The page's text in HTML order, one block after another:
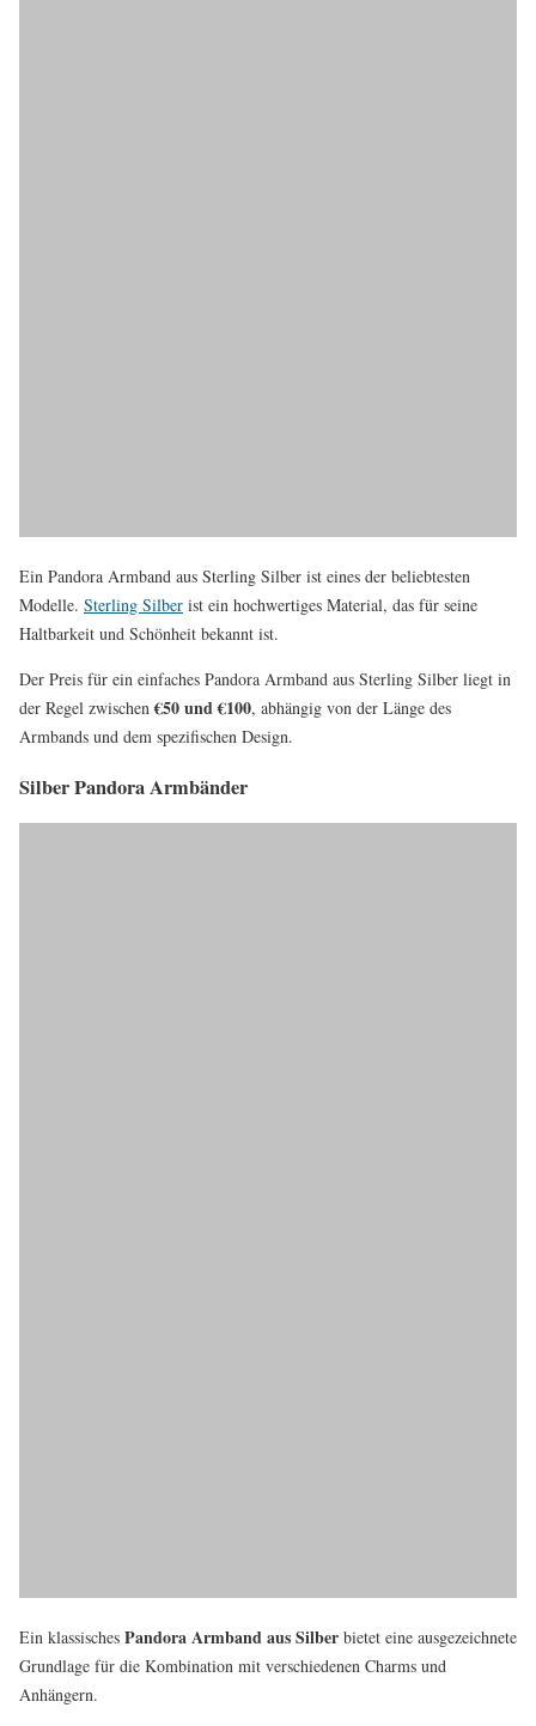
Ein Pandora Armband aus Sterling Silber ist eines der beliebtesten
Modelle. Sterling Silber ist ein hochwertiges Material, das für seine
Haltbarkeit und Schönheit bekannt ist.
Der Preis für ein einfaches Pandora Armband aus Sterling Silber liegt in
der Regel zwischen€50 und €100, abhängig von der Länge des
Armbands und dem spezifischen Design.
Silber Pandora Armbänder
Ein klassisches Pandora Armband aus Silber bietet eine ausgezeichnete
Grundlage für die Kombination mit verschiedenen Charms und
Anhängern.